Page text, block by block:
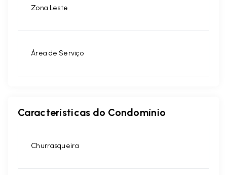
Zona Leste
Área de Serviço
Características do Condomínio
Churrasqueira